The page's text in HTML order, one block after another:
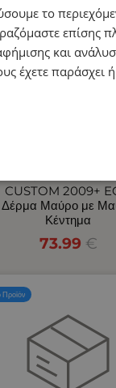
CUSTOM 2009+
Δέρμα Μαύρο με
Κέντημα
73.99 €
Προϊόν
το
επίσης
και
έχετε παράσχει